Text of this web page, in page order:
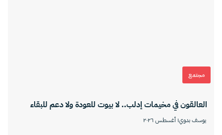
مجتمع
العالقون في مخيمات إدلب.. لا بيوت للعودة ولا دعم للبقاء
يوسف بدوي١ أغسطس ٢٠٢٦